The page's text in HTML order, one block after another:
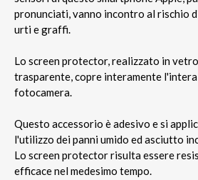
pronunciati, vanno incontro al rischio
urti e graffi.
Lo screen protector, realizzato in
trasparente, copre interamente
fotocamera.
Questo accessorio è adesivo e si
l'utilizzo dei panni umido ed asciutto
Lo screen protector risulta essere
efficace nel medesimo tempo.